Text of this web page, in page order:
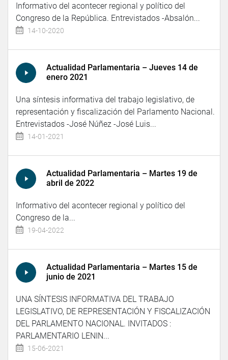
Informativo del acontecer regional y político del
Congreso de la República. Entrevistados -Absalón...
14-10-2020
Actualidad Parlamentaria – Jueves 14 de
enero 2021
Una síntesis informativa del trabajo legislativo, de
representación y fiscalización del Parlamento Nacional.
Entrevistados -José Núñez -José Luis...
14-01-2021
Actualidad Parlamentaria – Martes 19 de
abril de 2022
Informativo del acontecer regional y político del
Congreso de la...
19-04-2022
Actualidad Parlamentaria – Martes 15 de
junio de 2021
UNA SÍNTESIS INFORMATIVA DEL TRABAJO
LEGISLATIVO, DE REPRESENTACIÓN Y FISCALIZACIÓN
DEL PARLAMENTO NACIONAL. INVITADOS :
PARLAMENTARIO LENIN...
15-06-2021